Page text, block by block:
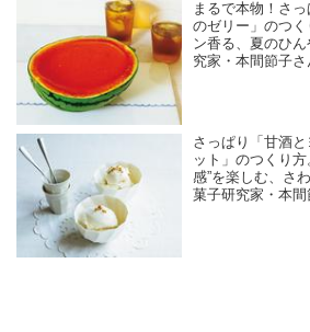
まるで本物！さ
のゼリー」のつ
ン香る、夏のひ
究家・本間節子さ
さっぱり「甘酒
ット」のつくり
感”を楽しむ、さ
菓子研究家・本間